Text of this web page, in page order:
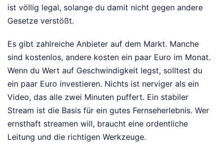
ist völlig legal, solange du damit nicht gegen andere
Gesetze verstößt.
Es gibt zahlreiche Anbieter auf dem Markt. Manche
sind kostenlos, andere kosten ein paar Euro im Monat.
Wenn du Wert auf Geschwindigkeit legst, solltest du
ein paar Euro investieren. Nichts ist nerviger als ein
Video, das alle zwei Minuten puffert. Ein stabiler
Stream ist die Basis für ein gutes Fernseherlebnis. Wer
ernsthaft streamen will, braucht eine ordentliche
Leitung und die richtigen Werkzeuge.